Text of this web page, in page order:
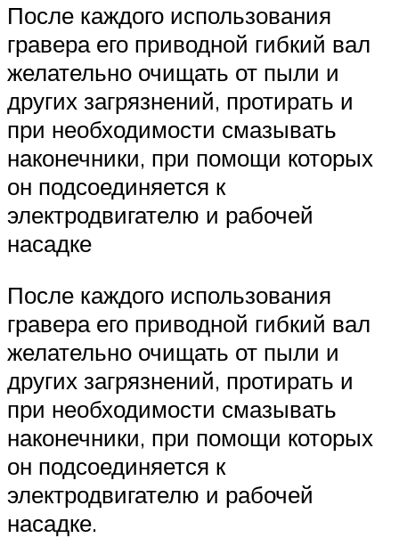
После каждого использования
гравера его приводной гибкий вал
желательно очищать от пыли и
других загрязнений, протирать и
при необходимости смазывать
наконечники, при помощи которых
он подсоединяется к
электродвигателю и рабочей
насадке
После каждого использования
гравера его приводной гибкий вал
желательно очищать от пыли и
других загрязнений, протирать и
при необходимости смазывать
наконечники, при помощи которых
он подсоединяется к
электродвигателю и рабочей
насадке.